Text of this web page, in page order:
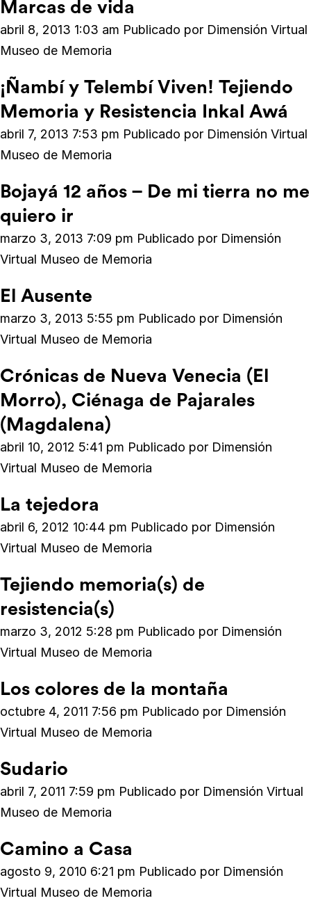
Marcas de vida
abril 8, 2013 1:03 am Publicado por Dimensión Virtual
Museo de Memoria
¡Ñambí y Telembí Viven! Tejiendo
Memoria y Resistencia Inkal Awá
abril 7, 2013 7:53 pm Publicado por Dimensión Virtual
Museo de Memoria
Bojayá 12 años – De mi tierra no me
quiero ir
marzo 3, 2013 7:09 pm Publicado por Dimensión
Virtual Museo de Memoria
El Ausente
marzo 3, 2013 5:55 pm Publicado por Dimensión
Virtual Museo de Memoria
Crónicas de Nueva Venecia (El
Morro), Ciénaga de Pajarales
(Magdalena)
abril 10, 2012 5:41 pm Publicado por Dimensión
Virtual Museo de Memoria
La tejedora
abril 6, 2012 10:44 pm Publicado por Dimensión
Virtual Museo de Memoria
Tejiendo memoria(s) de
resistencia(s)
marzo 3, 2012 5:28 pm Publicado por Dimensión
Virtual Museo de Memoria
Los colores de la montaña
octubre 4, 2011 7:56 pm Publicado por Dimensión
Virtual Museo de Memoria
Sudario
abril 7, 2011 7:59 pm Publicado por Dimensión Virtual
Museo de Memoria
Camino a Casa
agosto 9, 2010 6:21 pm Publicado por Dimensión
Virtual Museo de Memoria